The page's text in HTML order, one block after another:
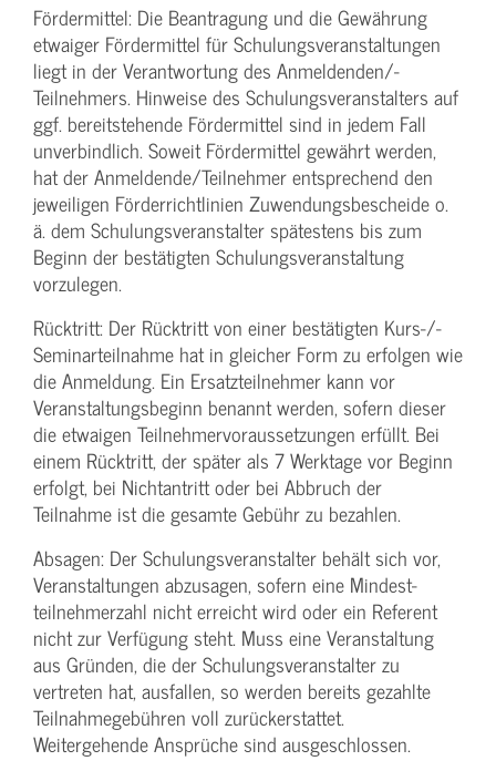
Fördermittel: Die Beantragung und die Gewährung
etwaiger Fördermittel für Schulungs­veranstaltungen
liegt in der Verantwortung des Anmeldenden/­
Teilnehmers. Hinweise des Schulungs­veranstalters auf
ggf. bereitstehende Fördermittel sind in jedem Fall
unverbindlich. Soweit Fördermittel gewährt werden,
hat der Anmeldende/­Teilnehmer entsprechend den
jeweiligen Förderrichtlinien Zuwendungs­bescheide o.
ä. dem Schulungs­veranstalter spätestens bis zum
Beginn der bestätigten Schulungs­veranstaltung
vorzulegen.
Rücktritt: Der Rücktritt von einer bestätigten Kurs-/­
Seminarteilnahme hat in gleicher Form zu erfolgen wie
die Anmeldung. Ein Ersatzteilnehmer kann vor
Veranstaltungs­beginn benannt werden, sofern dieser
die etwaigen Teilnehmer­voraussetzungen erfüllt. Bei
einem Rücktritt, der später als 7 Werktage vor Beginn
erfolgt, bei Nichtantritt oder bei Abbruch der
Teilnahme ist die gesamte Gebühr zu bezahlen.
Absagen: Der Schulungs­veranstalter behält sich vor,
Veranstaltungen abzusagen, sofern eine Mindest­
teilnehmerzahl nicht erreicht wird oder ein Referent
nicht zur Verfügung steht. Muss eine Veranstaltung
aus Gründen, die der Schulungs­veranstalter zu
vertreten hat, ausfallen, so werden bereits gezahlte
Teilnahme­gebühren voll zurückerstattet.
Weitergehende Ansprüche sind ausgeschlossen.